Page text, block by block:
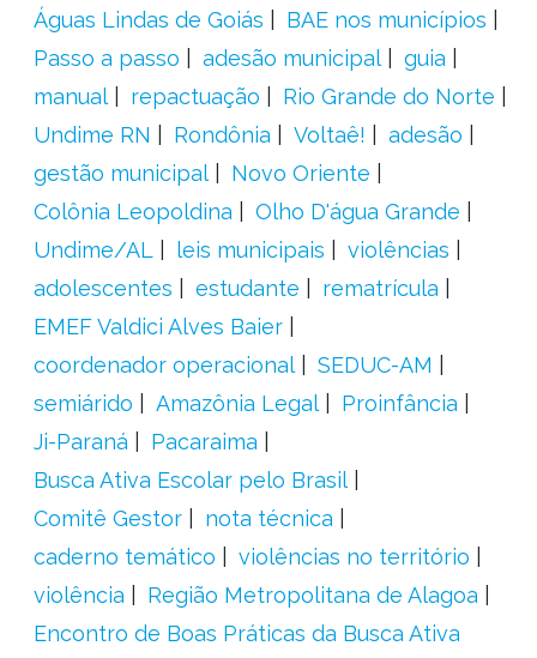
Águas Lindas de Goiás
BAE nos municípios
Passo a passo
adesão municipal
guia
manual
repactuação
Rio Grande do Norte
Undime RN
Rondônia Voltaê!
adesão
gestão municipal
Novo Oriente
Colônia Leopoldina
Olho D'água Grande
Undime/AL
leis municipais
violências
adolescentes
estudante
rematrícula
EMEF Valdici Alves Baier
coordenador operacional
SEDUC-AM
semiárido
Amazônia Legal
Proinfância
Ji-Paraná
Pacaraima
Busca Ativa Escolar pelo Brasil
Comitê Gestor
nota técnica
caderno temático
violências no território
violência
Região Metropolitana de Alagoa
Encontro de Boas Práticas da Busca Ativa